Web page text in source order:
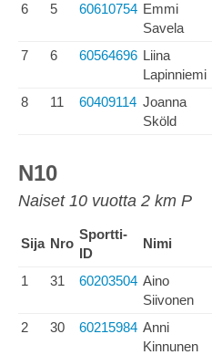
6 5 60610754 Emmi
Savela
7 6 60564696 Liina
Lapinniemi
8 11 60409114 Joanna
Sköld
N10
Naiset 10 vuotta 2 km P
Sija Nro
Sportti-
ID
Nimi
1 31 60203504 Aino
Siivonen
2 30 60215984 Anni
Kinnunen